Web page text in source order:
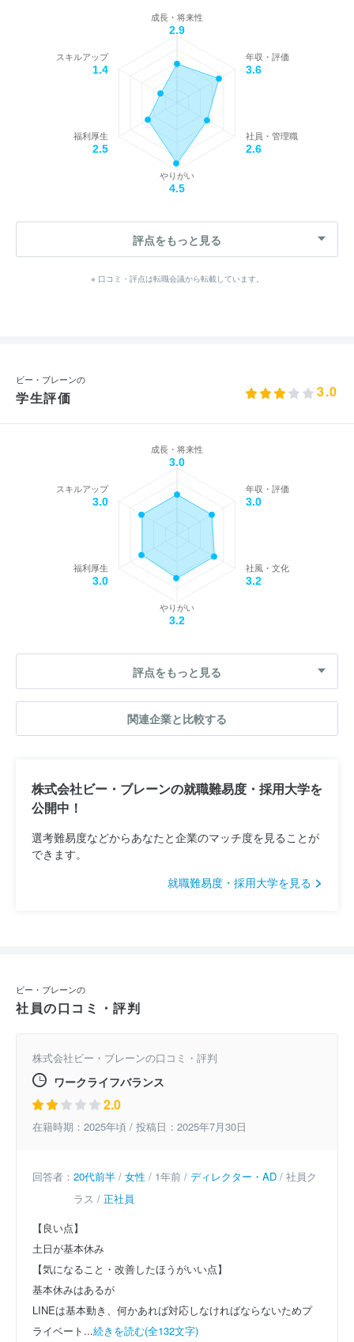
成長・将来性
2.9
年収・評価
3.6
社員・管理職
2.6
やりがい
4.5
福利厚生
2.5
スキルアップ
1.4
評点をもっと見る
※ 口コミ・評点は転職会議から転載しています。
ビー・ブレーンの
学生評価 3.0
成長・将来性
3.0
年収・評価
3.0
社風・文化
3.2
やりがい
3.2
福利厚生
3.0
スキルアップ
3.0
評点をもっと見る
関連企業と比較する
株式会社ビー・ブレーンの就職難易度・採用大学を
公開中！
選考難易度などからあなたと企業のマッチ度を見ることが
できます。
就職難易度・採用大学を見る
ビー・ブレーンの
社員の口コミ・評判
株式会社ビー・ブレーンの口コミ・評判
ワークライフバランス
2.0
在籍時期：2025年頃 / 投稿日：2025年7月30日
回答者： 20代前半 / 女性 / 1年前 / ディレクター・AD / 社員ク
ラス / 正社員
【良い点】
土日が基本休み
【気になること・改善したほうがいい点】
基本休みはあるが
LINEは基本動き、何かあれば対応しなければならないためプ
ライベート...続きを読む(全132文字)